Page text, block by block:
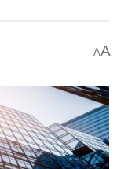
AA